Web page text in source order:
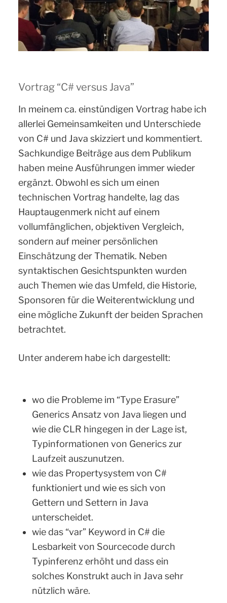
Vortrag “C# versus Java”
In meinem ca. einstündigen Vortrag habe ich
allerlei Gemeinsamkeiten und Unterschiede
von C# und Java skizziert und kommentiert.
Sachkundige Beiträge aus dem Publikum
haben meine Ausführungen immer wieder
ergänzt. Obwohl es sich um einen
technischen Vortrag handelte, lag das
Hauptaugenmerk nicht auf einem
vollumfänglichen, objektiven Vergleich,
sondern auf meiner persönlichen
Einschätzung der Thematik. Neben
syntaktischen Gesichtspunkten wurden
auch Themen wie das Umfeld, die Historie,
Sponsoren für die Weiterentwicklung und
eine mögliche Zukunft der beiden Sprachen
betrachtet.
Unter anderem habe ich dargestellt:
wo die Probleme im “Type Erasure”
Generics Ansatz von Java liegen und
wie die CLR hingegen in der Lage ist,
Typinformationen von Generics zur
Laufzeit auszunutzen.
wie das Propertysystem von C#
funktioniert und wie es sich von
Gettern und Settern in Java
unterscheidet.
wie das “var” Keyword in C# die
Lesbarkeit von Sourcecode durch
Typinferenz erhöht und dass ein
solches Konstrukt auch in Java sehr
nützlich wäre.